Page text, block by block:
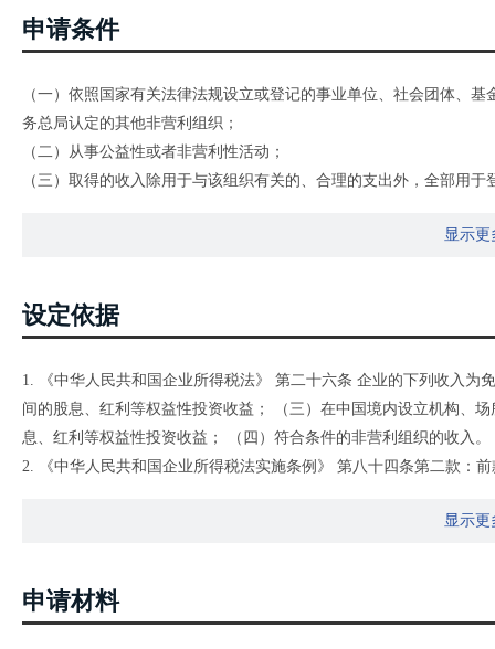
申请条件
（一）依照国家有关法律法规设立或登记的事业单位、社会团体、
务总局认定的其他非营利组织；
（二）从事公益性或者非营利性活动；
（三）取得的收入除用于与该组织有关的、合理的支出外，全部用
（五）按照登记核定或者章程规定，该组织注销后的剩余财产用于
其他组织；
所在地的地市级（含地市级）以上地区的同行业同类组织平均工资
（八）对取得的应纳税收入及其有关的成本、费用、损失应与免税
显示更
设定依据
1. 《中华人民共和国企业所得税法》 第二十六条 企业的下列收入为
间的股息、红利等权益性投资收益； （三）在中国境内设立机构、
息、红利等权益性投资收益； （四）符合条件的非营利组织的收入。
2. 《中华人民共和国企业所得税法实施条例》 第八十四条第二款：
3. 财政部、税务总局《关于非营利组织免税资格认定管理有关问题
主管机关提出免税资格申请，并提供本通知规定的相关材料。财政
显示更
申请材料